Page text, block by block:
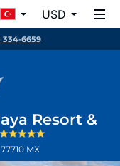
USD
334-6659
Resort &
77710 MX